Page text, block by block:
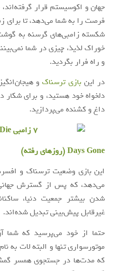
فرصت را به شما می‌دهد، تا برای
شکسته زامبی‌های گرسنه به
خوراک لذیذ، چیزی در شما
و راه فرار بگردید.
در این بازی ترسناکو
دلخواه خود هستید، و برای شکار
داغ و کشنده می‌پردازید.
Days Gone (روزهای رفته)
این بازی وضعیت ترسناک و
می‌دهد، که پس از گسترش جهانی
شدن بیشتر جمعیت دنیا،
غیرقابل پیش‌بینی تبدیل شده‌اند.
حتما از خود می‌پرسید که
موتور‌سواری تنها و البته لات
که مدت‌ها در جستجوی همسر